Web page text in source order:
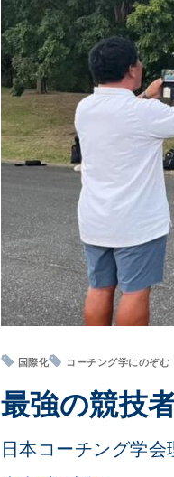
国際化 コーチング学にのぞむ
最強の競技
日本コーチング学会